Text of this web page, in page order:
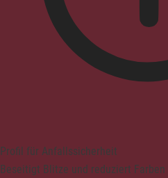
Profil für Anfallssicherheit
Beseitigt Blitze und reduziert Farben